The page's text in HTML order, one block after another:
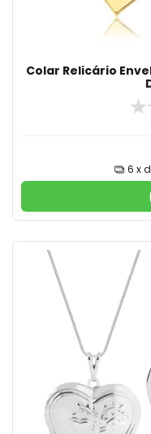
Colar Relicário
6 x